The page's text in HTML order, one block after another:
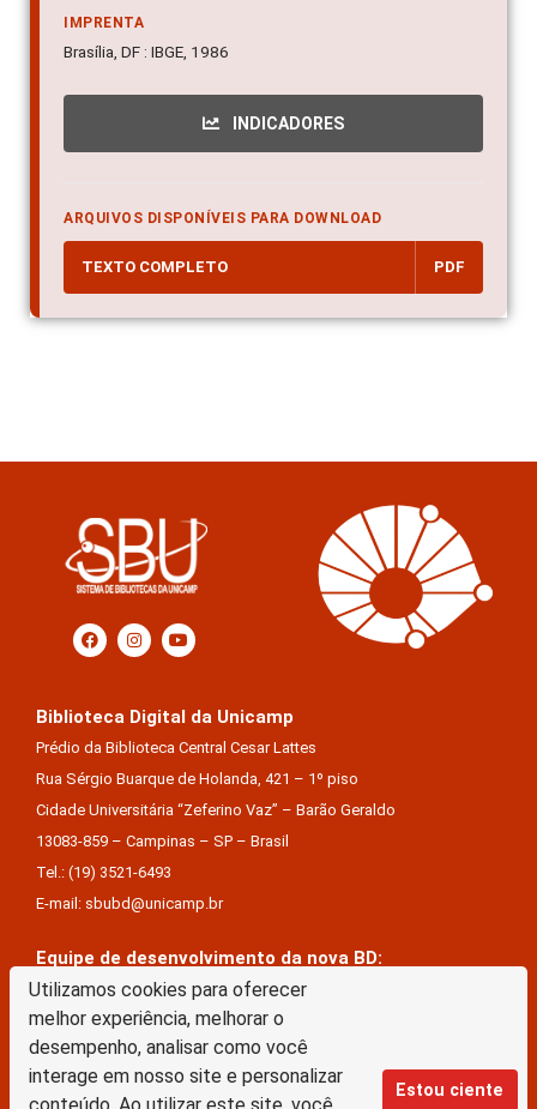
Utilizamos cookies para oferecer
melhor experiência, melhorar o
desempenho, analisar como você
interage em nosso site e personalizar
Estou ciente
IMPRENTA
Brasília, DF : IBGE, 1986
INDICADORES
ARQUIVOS DISPONÍVEIS PARA DOWNLOAD
TEXTO COMPLETO PDF
Biblioteca Digital da Unicamp
Prédio da Biblioteca Central Cesar Lattes
Rua Sérgio Buarque de Holanda, 421 – 1º piso
Cidade Universitária “Zeferino Vaz” – Barão Geraldo
13083-859 – Campinas – SP – Brasil
Tel.: (19) 3521-6493
E-mail: sbubd@unicamp.br
Equipe de desenvolvimento da nova BD:
Keite Aparecida Duarte
Márcio Vinícius De Jesus Almeida
Saul Victor De Castro E Silva
A Biblioteca Digital da Unicamp está licenciado com uma Licença Creative Commons –